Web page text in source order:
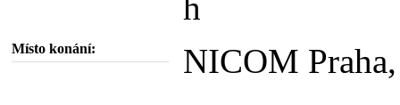
h
Místo konání: NICOM